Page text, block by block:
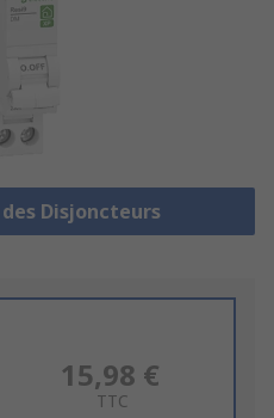
Disjoncteurs
15,98 €
TTC